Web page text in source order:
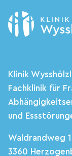
Klinik
Fachklinik für
und
Waldrandweg
3360